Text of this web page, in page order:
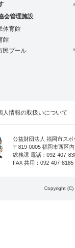
会管理施設
体育館
館
民プール
人情報の取扱いについて
公益財団法人 福岡市スポ
〒819-0005 福岡市西区
総務課 電話： 092-407-
FAX 共用：092-407-8185
Copyright (C)